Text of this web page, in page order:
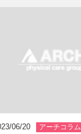
06/20 アーチコラム